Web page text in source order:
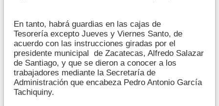
En tanto, habrá guardias en las cajas de
Tesorería excepto Jueves y Viernes Santo, de
acuerdo con las instrucciones giradas por el
presidente municipal de Zacatecas, Alfredo Salazar
de Santiago, y que se dieron a conocer a los
trabajadores mediante la Secretaría de
Administración que encabeza Pedro Antonio García
Tachiquiny.